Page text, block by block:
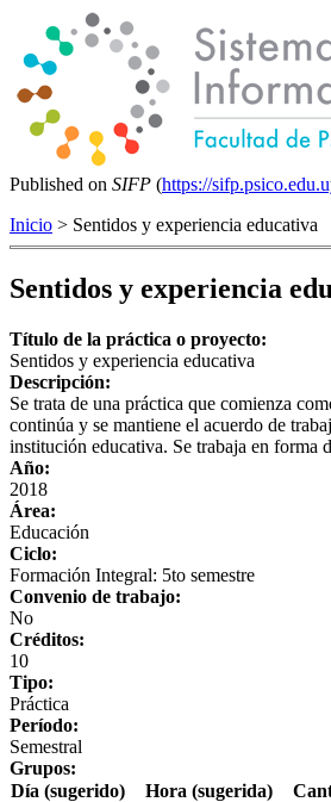
Published on SIFP (https://
Inicio > Sentidos y experiencia educativa
Sentidos y experiencia
Título de la práctica o proyecto:
Sentidos y experiencia educativa
Descripción:
Se trata de una práctica que comienza
continúa y se mantiene el acuerdo de
institución educativa. Se trabaja en forma
Año:
2018
Área:
Educación
Ciclo:
Formación Integral: 5to semestre
Convenio de trabajo:
No
Créditos:
10
Tipo:
Práctica
Período:
Semestral
Grupos:
Día (sugerido)
Hora (sugerida)